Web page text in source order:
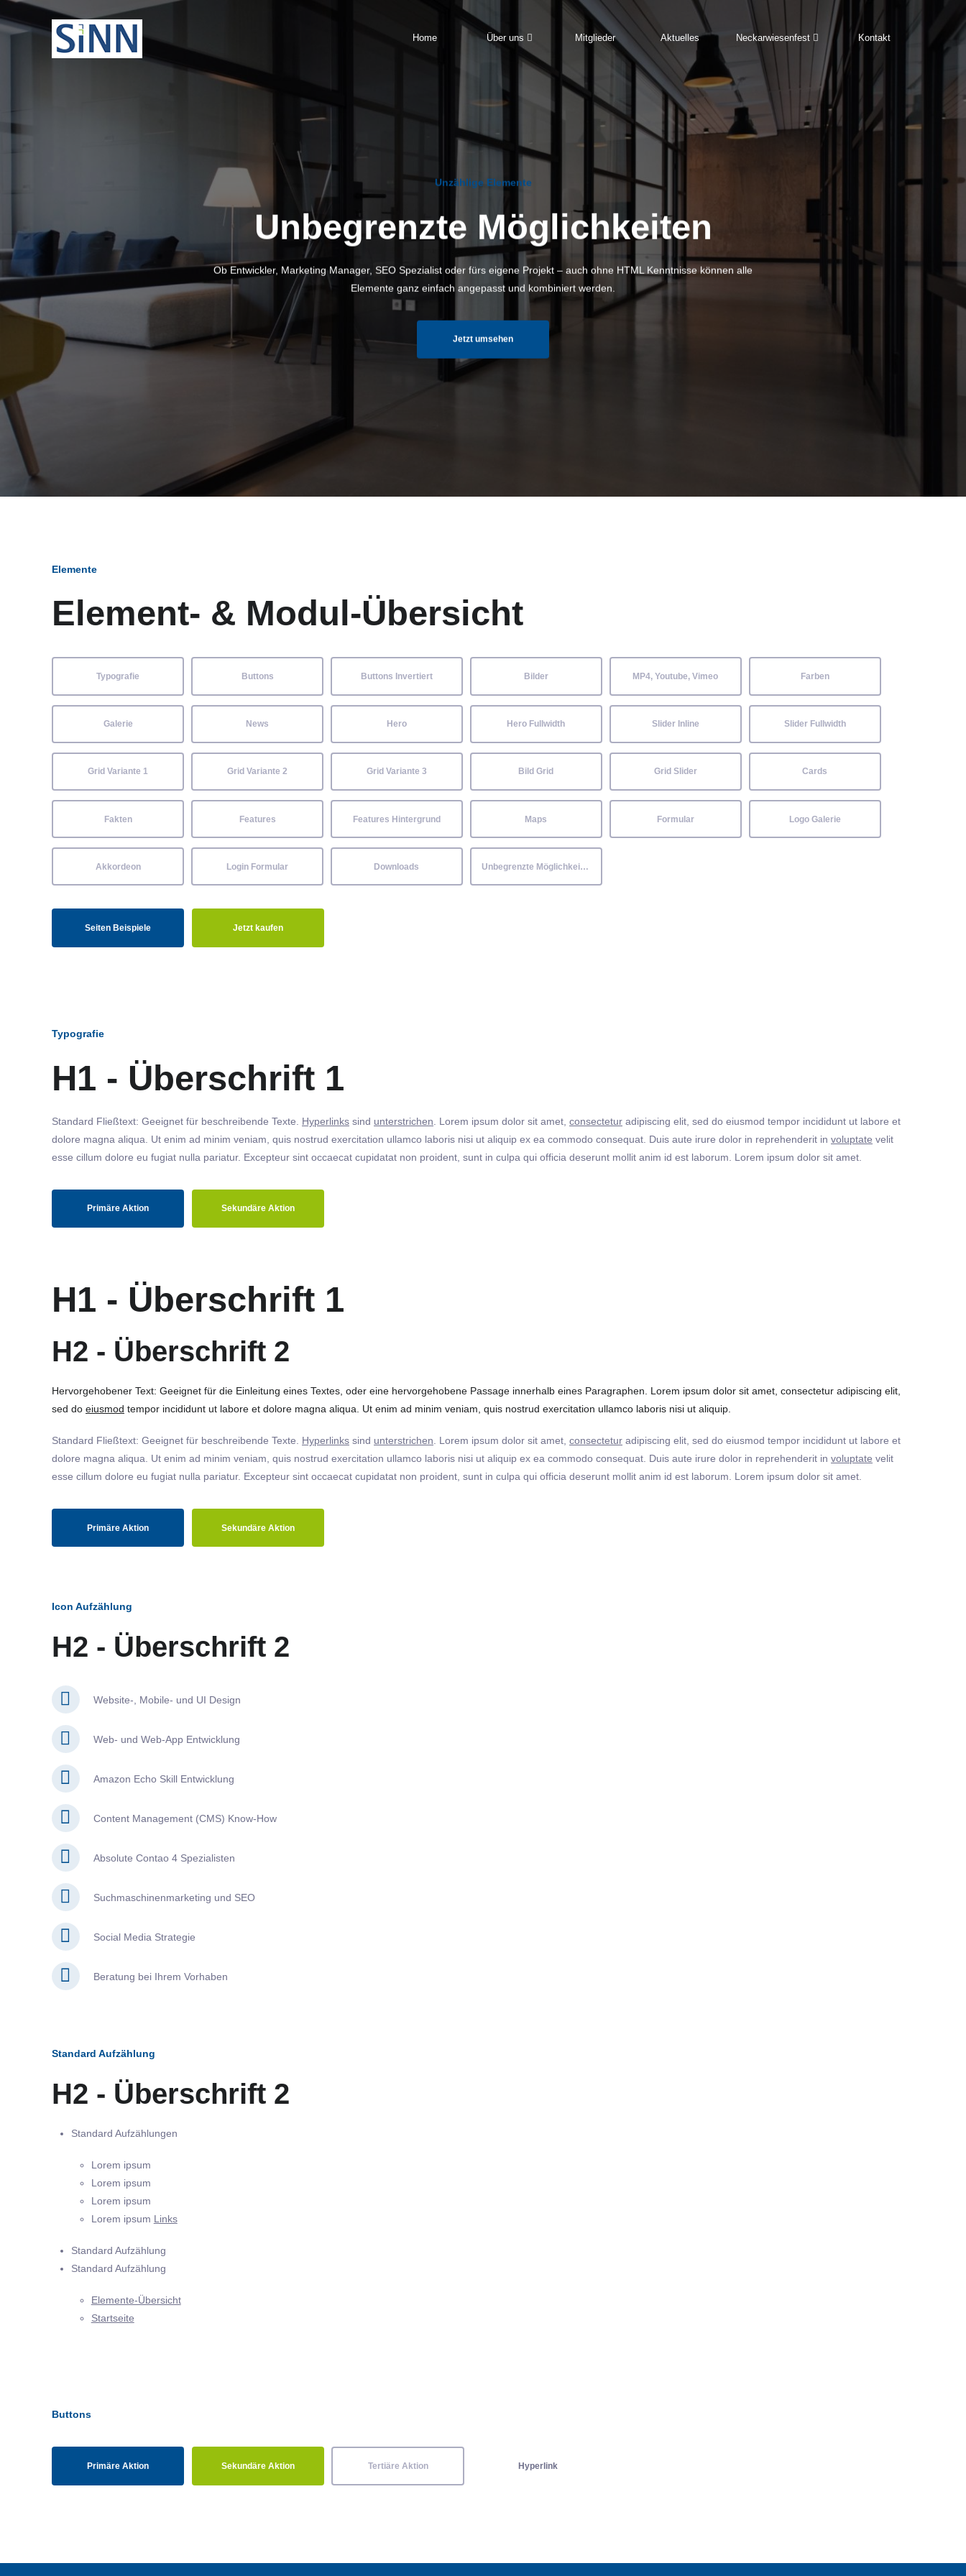
Navigation
Home Über uns Mitglieder Aktuelles Neckarwiesenfest Kontakt
Unzählige Elemente
Unbegrenzte Möglichkeiten
Ob Entwickler, Marketing Manager, SEO Spezialist oder fürs eigene Projekt – auch ohne HTML Kenntnisse können alle
Elemente ganz einfach angepasst und kombiniert werden.
Jetzt umsehen
Elemente
Element- & Modul-Übersicht
Typografie Buttons Buttons Invertiert Bilder MP4, Youtube, Vimeo Farben
Galerie News Hero Hero Fullwidth Slider Inline Slider Fullwidth
Grid Variante 1 Grid Variante 2 Grid Variante 3 Bild Grid Grid Slider Cards
Fakten Features Features Hintergrund Maps Formular Logo Galerie
Akkordeon Login Formular Downloads Unbegrenzte Möglichkeiten
Seiten Beispiele Jetzt kaufen
Typografie
H1 - Überschrift 1
Standard Fließtext: Geeignet für beschreibende Texte. Hyperlinks sind unterstrichen . Lorem ipsum dolor sit amet, consectetur adipiscing elit, sed do eiusmod tempor incididunt ut labore et
dolore magna aliqua. Ut enim ad minim veniam, quis nostrud exercitation ullamco laboris nisi ut aliquip ex ea commodo consequat. Duis aute irure dolor in reprehenderit in voluptate velit
esse cillum dolore eu fugiat nulla pariatur. Excepteur sint occaecat cupidatat non proident, sunt in culpa qui officia deserunt mollit anim id est laborum. Lorem ipsum dolor sit amet.
Primäre Aktion Sekundäre Aktion
H1 - Überschrift 1
H2 - Überschrift 2
Hervorgehobener Text: Geeignet für die Einleitung eines Textes, oder eine hervorgehobene Passage innerhalb eines Paragraphen. Lorem ipsum dolor sit amet, consectetur adipiscing elit,
sed do eiusmod tempor incididunt ut labore et dolore magna aliqua. Ut enim ad minim veniam, quis nostrud exercitation ullamco laboris nisi ut aliquip.
Standard Fließtext: Geeignet für beschreibende Texte. Hyperlinks sind unterstrichen . Lorem ipsum dolor sit amet, consectetur adipiscing elit, sed do eiusmod tempor incididunt ut labore et
dolore magna aliqua. Ut enim ad minim veniam, quis nostrud exercitation ullamco laboris nisi ut aliquip ex ea commodo consequat. Duis aute irure dolor in reprehenderit in voluptate velit
esse cillum dolore eu fugiat nulla pariatur. Excepteur sint occaecat cupidatat non proident, sunt in culpa qui officia deserunt mollit anim id est laborum. Lorem ipsum dolor sit amet.
Primäre Aktion Sekundäre Aktion
Icon Aufzählung
H2 - Überschrift 2
Website-, Mobile- und UI Design
Web- und Web-App Entwicklung
Amazon Echo Skill Entwicklung
Content Management (CMS) Know-How
Absolute Contao 4 Spezialisten
Suchmaschinenmarketing und SEO
Social Media Strategie
Beratung bei Ihrem Vorhaben
Standard Aufzählung
H2 - Überschrift 2
Standard Aufzählungen
Lorem ipsum
Lorem ipsum
Lorem ipsum
Lorem ipsum Links
Standard Aufzählung
Standard Aufzählung
Elemente-Übersicht
Startseite
Buttons
Primäre Aktion Sekundäre Aktion Tertiäre Aktion Hyperlink